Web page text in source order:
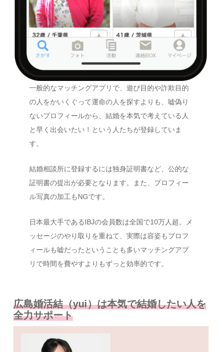
一般的なマッチングアプリで、遊び目的や詐欺目的
の人をかいくぐって運命の人を探すよりも、嘘偽り
ないプロフィールから、結婚を本気で考えている人
と早く出会いたい！という人たちが登録していま
す。
結婚相談所に登録するには独身証明書など、公的な
証明書の提出が必要となります。また、プロフィー
ル写真の加工もNGです。
日本最大手であるIBJの会員数は全国で10万人超。メ
ッセージのやり取りを重ねて、実際は容姿もプロフ
ィールも嘘だったということも多いマッチングアプ
リで時間を費やすよりもずっと効率的です。
広島婚活結（yui）は本気で結婚したい人を
全力サポート